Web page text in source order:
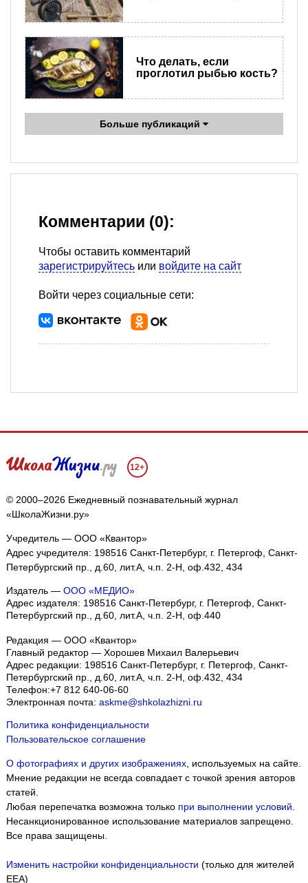
Что делать, если
проглотил рыбью кость?
Больше публикаций
Комментарии (0):
Чтобы оставить комментарий
зарегистрируйтесь или войдите на сайт
Войти через социальные сети:
12+
© 2000–2026 Ежедневный познавательный журнал
«ШколаЖизни.ру»
Учредитель — ООО «Квантор»
Адрес учредителя: 198516 Санкт-Петербург, г. Петергоф, Санкт-
Петербургский пр., д.60, лит.А, ч.п. 2-Н, оф.432, 434
Издатель — ООО «МЕДИО»
Адрес издателя: 198516 Санкт-Петербург, г. Петергоф, Санкт-
Петербургский пр., д.60, лит.А, ч.п. 2-Н, оф.440
Редакция — ООО «Квантор»
Главный редактор — Хорошев Михаил Валерьевич
Адрес редакции: 198516 Санкт-Петербург, г. Петергоф Санкт-
Петербургский пр., д.60, лит.А, ч.п. 2-Н, оф.432, 434
Телефон:+7 812 640-06-60
Электронная почта: askme@shkolazhizni.ru
Политика конфиденциальности
Пользовательское соглашение
О фотографиях и других изображениях, используемых на сайте.
Мнение редакции не всегда совпадает с точкой зрения авторов
статей.
Любая перепечатка возможна только при выполнении условий
Несанкционированное использование материалов запрещено.
Все права защищены.
Изменить настройки конфиденциальности (только для жителей
EEA)